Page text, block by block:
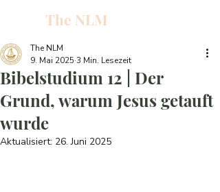
E
N
EW
The NLM
Bibelstudium 12 | Der
Grund, warum Jesus getauft
wurde
The NLM
9. Mai 2025 3 Min. Lesezeit
Aktualisiert: 26. Juni 2025